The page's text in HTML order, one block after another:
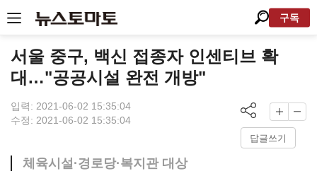
구독
서울 중구, 백신 접종자 인센티브 확
대…"공공시설 완전 개방"
입력: 2021-06-02 15:35:04
수정: 2021-06-02 15:35:04
답글쓰기
체육시설·경로당·복지관 대상